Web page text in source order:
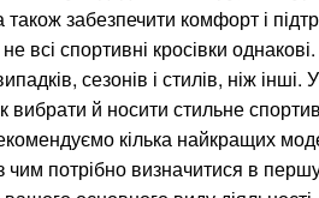
забезпечити комфорт і
всі спортивні кросівки однакові.
сезонів і стилів, ніж інші.
вибрати й носити стильне
кілька найкращих
чим потрібно визначитися в